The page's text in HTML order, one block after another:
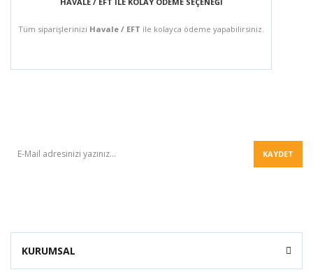
Tüm siparişlerinizi Havale / EFT ile kolayca ödeme yapabilirsiniz.
KAYDET
KURUMSAL